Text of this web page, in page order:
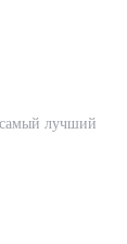
лучший